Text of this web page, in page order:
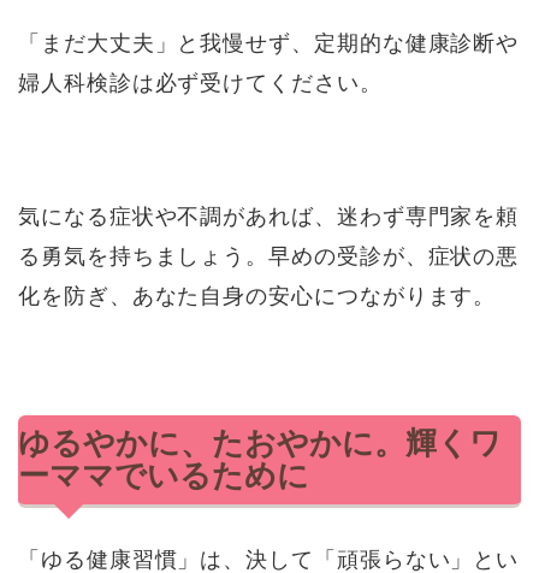
「まだ大丈夫」と我慢せず、定期的な健康診断や
婦人科検診は必ず受けてください。
気になる症状や不調があれば、迷わず専門家を頼
る勇気を持ちましょう。早めの受診が、症状の悪
化を防ぎ、あなた自身の安心につながります。
ゆるやかに、たおやかに。輝くワ
ーママでいるために
「ゆる健康習慣」は、決して「頑張らない」とい